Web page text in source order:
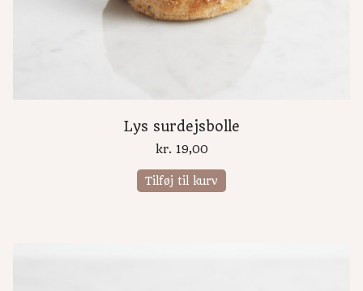
Lys surdejsbolle
kr. 19,00
Tilføj til kurv